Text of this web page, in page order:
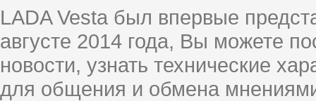
LADA Vesta был впервые
августе 2014 года, Вы можете
новости, узнать технические
для общения и обмена